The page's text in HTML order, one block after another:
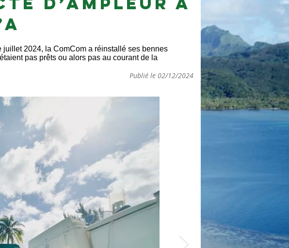
juillet 2024, la ComCom a réinstallé ses bennes
pas prêts ou alors pas au courant de la
Publié le 02/12/2024